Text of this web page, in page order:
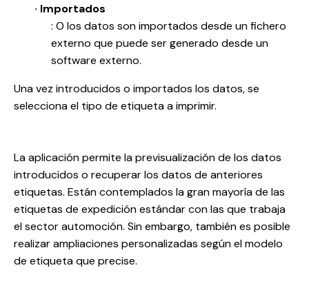
· Importados
: O los datos son importados desde un fichero
externo que puede ser generado desde un
software externo.
Una vez introducidos o importados los datos, se
selecciona el tipo de etiqueta a imprimir.
La aplicación permite la previsualización de los datos
introducidos o recuperar los datos de anteriores
etiquetas. Están contemplados la gran mayoría de las
etiquetas de expedición estándar con las que trabaja
el sector automoción. Sin embargo, también es posible
realizar ampliaciones personalizadas según el modelo
de etiqueta que precise.